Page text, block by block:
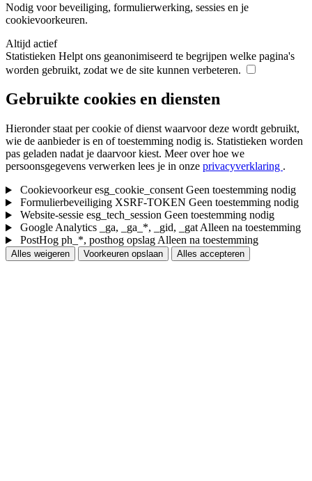
Nodig voor beveiliging, formulierwerking, sessies en je
cookievoorkeuren.
Altijd actief
Statistieken Helpt ons geanonimiseerd te begrijpen welke pagina's
worden gebruikt, zodat we de site kunnen verbeteren.
Gebruikte cookies en diensten
Hieronder staat per cookie of dienst waarvoor deze wordt gebruikt,
wie de aanbieder is en of toestemming nodig is. Statistieken worden
pas geladen nadat je daarvoor kiest. Meer over hoe we
persoonsgegevens verwerken lees je in onze privacyverklaring .
Cookievoorkeuresg_cookie_consent Geen toestemming nodig
Formulierbeveiliging XSRF-TOKEN Geen toestemming nodig
Website-sessie esg_tech_session Geen toestemming nodig
Google Analytics
_ga, _ga_*, _gid, _gat Alleen na toestemming
PostHog ph_*, posthog opslag Alleen na toestemming
Alles weigeren Voorkeuren opslaan Alles accepteren